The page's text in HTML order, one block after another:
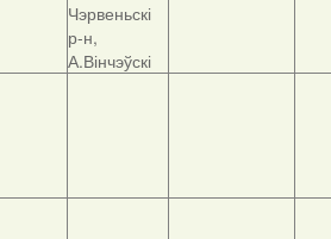
Чэрвеньскі
р-н,
А.Вінчэўскі